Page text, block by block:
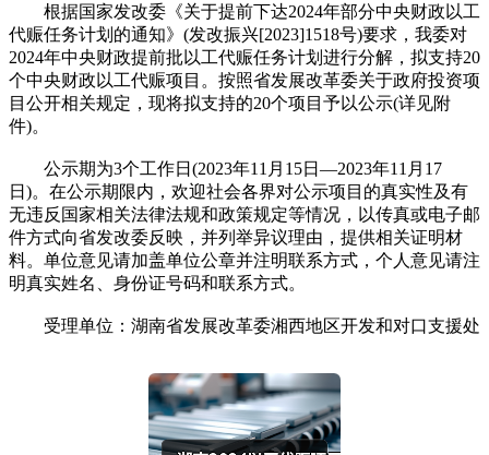
根据国家发改委《关于提前下达2024年部分中央财政以工
代赈任务计划的通知》(发改振兴[2023]1518号)要求，我委对
2024年中央财政提前批以工代赈任务计划进行分解，拟支持20
个中央财政以工代赈项目。按照省发展改革委关于政府投资项
目公开相关规定，现将拟支持的20个项目予以公示(详见附
件)。
公示期为3个工作日(2023年11月15日—2023年11月17
日)。在公示期限内，欢迎社会各界对公示项目的真实性及有
无违反国家相关法律法规和政策规定等情况，以传真或电子邮
件方式向省发改委反映，并列举异议理由，提供相关证明材
料。单位意见请加盖单位公章并注明联系方式，个人意见请注
明真实姓名、身份证号码和联系方式。
受理单位：湖南省发展改革委湘西地区开发和对口支援处